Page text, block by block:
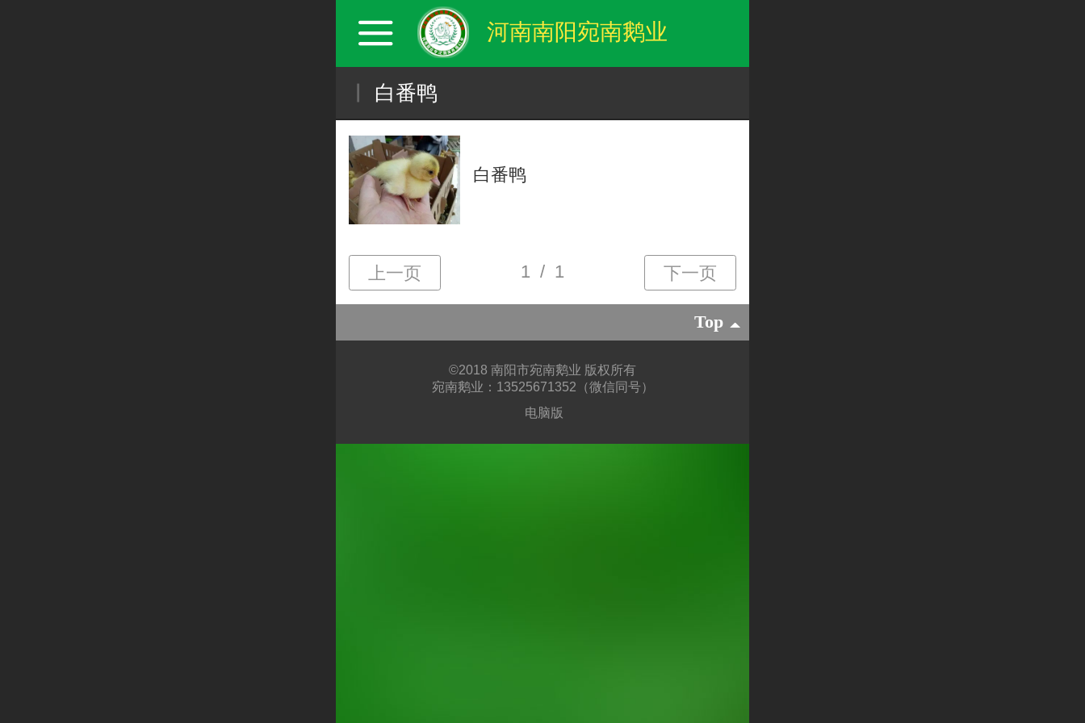
河南南阳宛南鹅业
白番鸭
白番鸭
Top
©2018 南阳市宛南鹅业 版权所有
宛南鹅业：13525671352（微信同号）
电脑版